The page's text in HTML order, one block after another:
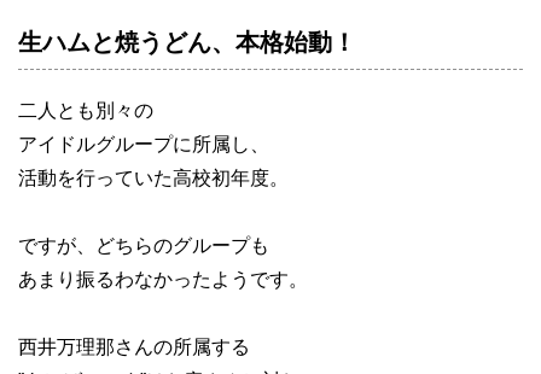
生ハムと焼うどん、本格始動！
二人とも別々の
アイドルグループに所属し、
活動を行っていた高校初年度。
ですが、どちらのグループも
あまり振るわなかったようです。
西井万理那さんの所属する